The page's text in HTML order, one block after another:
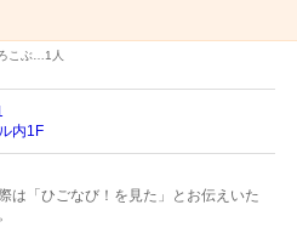
こぶ… 1人
内1F
は「ひごなび！を見た」とお伝えいた